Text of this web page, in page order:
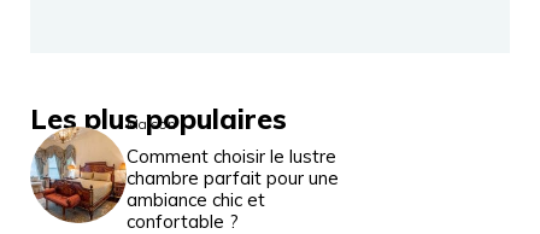
Les plus populaires
Maison
Comment choisir le lustre
chambre parfait pour une
ambiance chic et
confortable ?